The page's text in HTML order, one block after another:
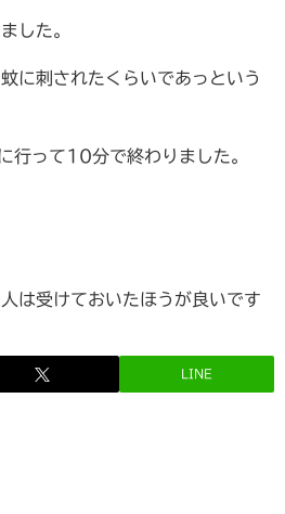
した。
に刺されたくらいであっという
行って10分で終わりました。
は受けておいたほうが良いです
LINE